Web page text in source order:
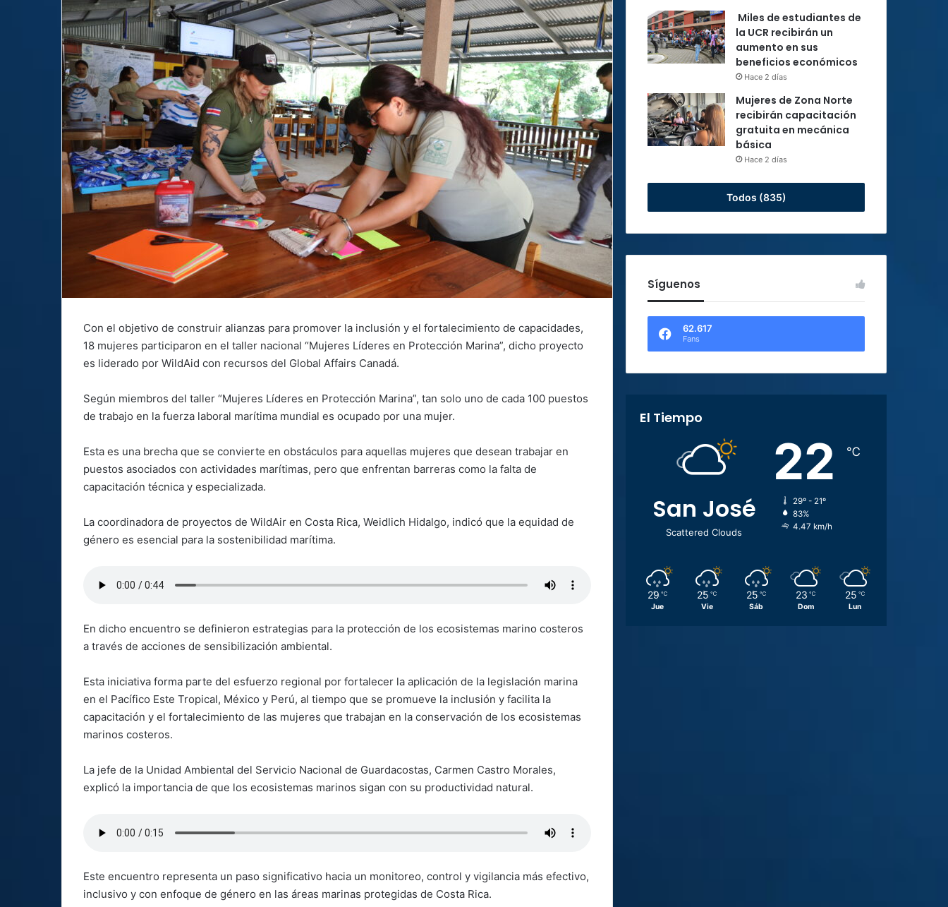
Con el objetivo de construir alianzas para promover la inclusión y el fortalecimiento de capacidades,
18 mujeres participaron en el taller nacional “Mujeres Líderes en Protección Marina”, dicho proyecto
es liderado por WildAid con recursos del Global Affairs Canadá.
Según miembros del taller “Mujeres Líderes en Protección Marina”, tan solo uno de cada 100 puestos
de trabajo en la fuerza laboral marítima mundial es ocupado por una mujer.
Esta es una brecha que se convierte en obstáculos para aquellas mujeres que desean trabajar en
puestos asociados con actividades marítimas, pero que enfrentan barreras como la falta de
capacitación técnica y especializada.
La coordinadora de proyectos de WildAir en Costa Rica, Weidlich Hidalgo, indicó que la equidad de
género es esencial para la sostenibilidad marítima.
En dicho encuentro se definieron estrategias para la protección de los ecosistemas marino costeros
a través de acciones de sensibilización ambiental.
Esta iniciativa forma parte del esfuerzo regional por fortalecer la aplicación de la legislación marina
en el Pacífico Este Tropical, México y Perú, al tiempo que se promueve la inclusión y facilita la
capacitación y el fortalecimiento de las mujeres que trabajan en la conservación de los ecosistemas
marinos costeros.
La jefe de la Unidad Ambiental del Servicio Nacional de Guardacostas, Carmen Castro Morales,
explicó la importancia de que los ecosistemas marinos sigan con su productividad natural.
Este encuentro representa un paso significativo hacia un monitoreo, control y vigilancia más efectivo,
inclusivo y con enfoque de género en las áreas marinas protegidas de Costa Rica.
Miles de estudiantes de
la UCR recibirán un
aumento en sus
beneficios económicos
Hace 2 días
Mujeres de Zona Norte
recibirán capacitación
gratuita en mecánica
básica
Hace 2 días
Todos (835)
Síguenos
62.617
Fans
El Tiempo
San José
Scattered Clouds
22 ℃
29º - 21º
83%
4.47 km/h
29 ℃
Jue
25 ℃
Vie
25 ℃
Sáb
23 ℃
Dom
25 ℃
Lun